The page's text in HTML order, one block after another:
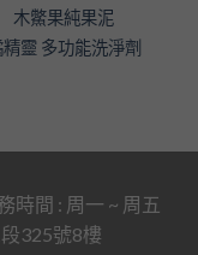
木鱉果純果泥
靈 多功能洗淨劑
間 : 周一 ~ 周五
325號8樓